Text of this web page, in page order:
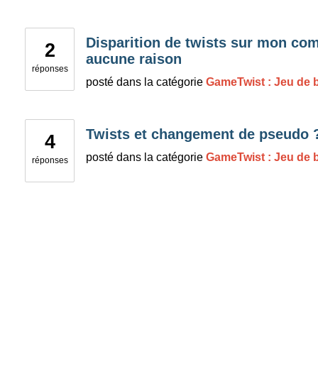
2
réponses
Disparition de twists sur mon
aucune raison
posté dans la catégorie GameTwist : Jeu de
4
réponses
Twists et changement de pseudo
posté dans la catégorie GameTwist : Jeu de